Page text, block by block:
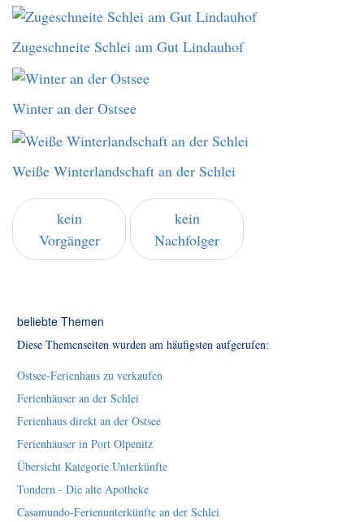
Zugeschneite Schlei am Gut Lindauhof
Winter an der Ostsee
Weiße Winterlandschaft an der Schlei
kein
Vorgänger
kein
Nachfolger
beliebte Themen
Diese Themenseiten wurden am häufigsten aufgerufen:
Ostsee-Ferienhaus zu verkaufen
Ferienhäuser an der Schlei
Ferienhaus direkt an der Ostsee
Ferienhäuser in Port Olpenitz
Übersicht Kategorie Unterkünfte
Tondern - Die alte Apotheke
Casamundo-Ferienunterkünfte an der Schlei